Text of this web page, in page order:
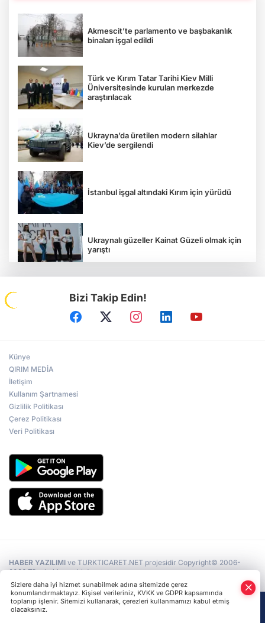
Akmescit’te parlamento ve başbakanlık
binaları işgal edildi
Türk ve Kırım Tatar Tarihi Kiev Milli
Üniversitesinde kurulan merkezde
araştırılacak
Ukrayna’da üretilen modern silahlar
Kiev’de sergilendi
İstanbul işgal altındaki Kırım için yürüdü
Ukraynalı güzeller Kainat Güzeli olmak için
yarıştı
Tavriya Milli Üniversitesi 100 yaşında
Kiev’de Kırım’ın Rus İşgaline Direniş Günü
“İşgal Koşullarında Kırım” konulu
uluslararası forum
Bizi Takip Edin!
Künye
QIRIM MEDİA
İletişim
Kullanım Şartnamesi
Gizlilik Politikası
Çerez Politikası
Veri Politikası
HABER YAZILIMI ve TURKTICARET.NET projesidir Copyright© 2006-
2026 Tüm hakları saklıdır.
Sizlere daha iyi hizmet sunabilmek adına sitemizde çerez
konumlandırmaktayız. Kişisel verileriniz, KVKK ve GDPR kapsamında
toplanıp işlenir. Sitemizi kullanarak, çerezleri kullanmamızı kabul etmiş
olacaksınız.